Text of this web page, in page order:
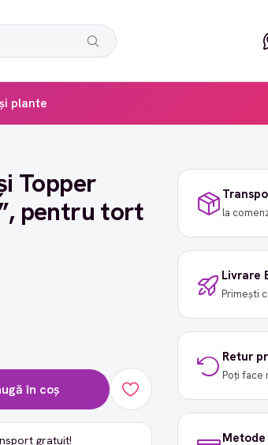
plante
Topper
pentru tort
în coș
gratuit!
la
Livrare
Primești
Retur
Poți face